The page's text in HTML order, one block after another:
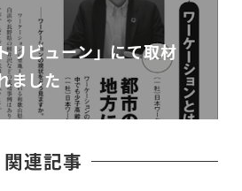
リビューン」にて取材
ました
関連記事